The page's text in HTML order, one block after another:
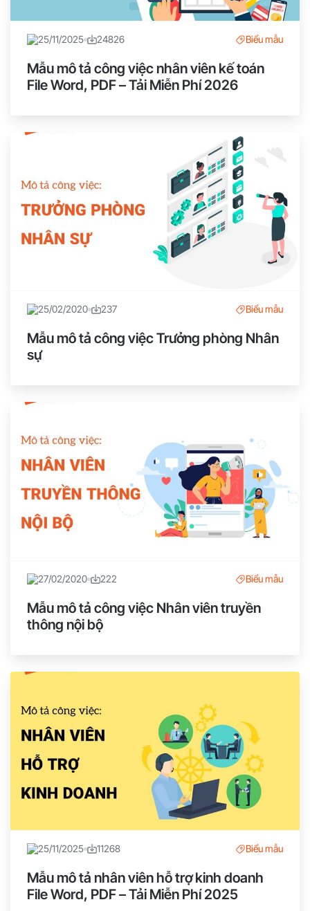
Mẫu mô tả công việc nhân viên kế toán
File Word, PDF – Tải Miễn Phí 2026
25/11/2025 24826 Biểu mẫu
Mẫu mô tả công việc Trưởng phòng Nhân
sự
25/02/2020 237 Biểu mẫu
Mẫu mô tả công việc Nhân viên truyền
thông nội bộ
27/02/2020 222 Biểu mẫu
Mẫu mô tả nhân viên hỗ trợ kinh doanh
File Word, PDF – Tải Miễn Phí 2025
25/11/2025 11268 Biểu mẫu